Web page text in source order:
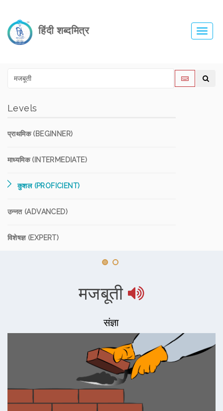
हिंदी शब्दमित्र
Levels
प्राथमिक (BEGINNER)
माध्यमिक (INTERMEDIATE)
कुशल (PROFICIENT)
उन्नत (ADVANCED)
विशेषज्ञ (EXPERT)
मजबूती
संज्ञा